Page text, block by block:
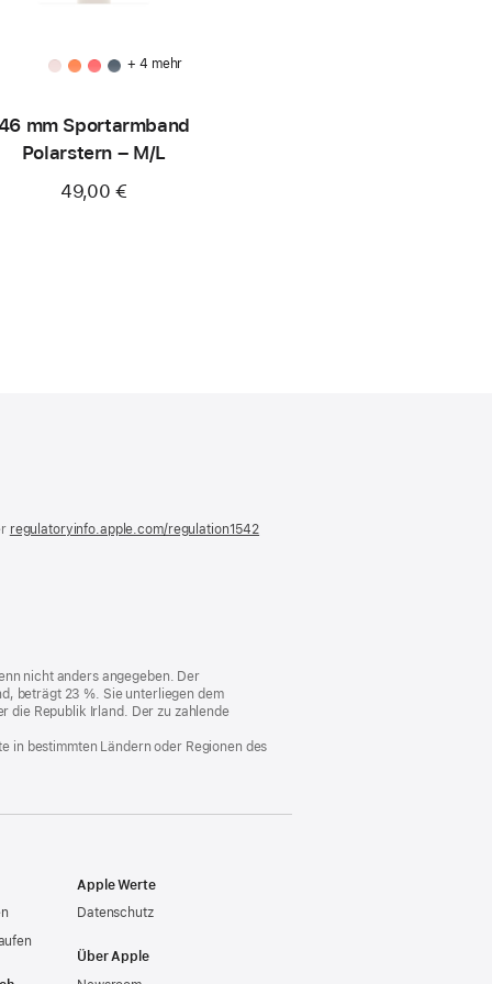
+ 4 mehr
mm Sportarmband
Polarstern – M/L
49,00 €
regulatoryinfo.apple.com/regulation1542
nicht anders angegeben. Der
beträgt 23 %. Sie unterliegen dem
die Republik Irland. Der zu zahlende
in bestimmten Ländern oder Regionen des
Apple Werte
Datenschutz
Über Apple